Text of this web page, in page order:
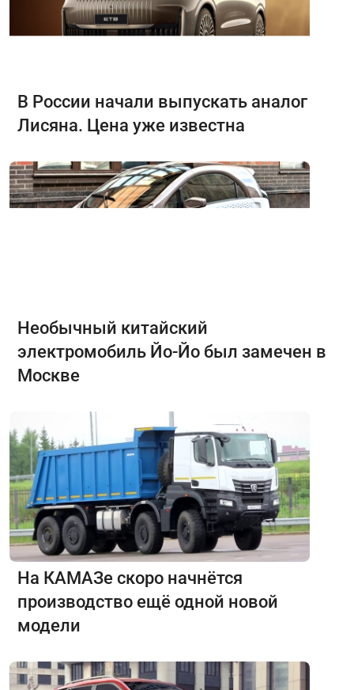
В России начали выпускать аналог
Лисяна. Цена уже известна
Необычный китайский
электромобиль Йо-Йо был замечен в
Москве
На КАМАЗе скоро начнётся
производство ещё одной новой
модели